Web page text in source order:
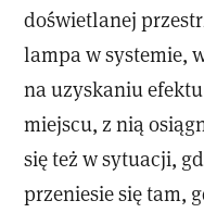
doświetlanej
lampa w systemie,
na uzyskaniu
miejscu, z nią
się też w sytuacji,
przeniesie się tam,